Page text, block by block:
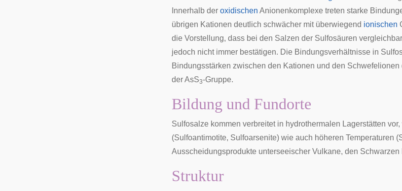
Innerhalb der oxidischen Anionenkomplexe treten starke
übrigen Kationen deutlich schwächer mit überwiegend ionischen
die Vorstellung, dass bei den Salzen der Sulfosäuren
jedoch nicht immer bestätigen. Die Bindungsverhältnisse in
Bindungsstärken zwischen den Kationen und den
der AsS3-Gruppe.
Bildung und Fundorte
Sulfosalze kommen verbreitet in hydrothermalen Lagerstätten
(Sulfoantimotite, Sulfoarsenite) wie auch höheren Temperaturen
Ausscheidungsprodukte unterseeischer Vulkane, den Schwarzen
Struktur